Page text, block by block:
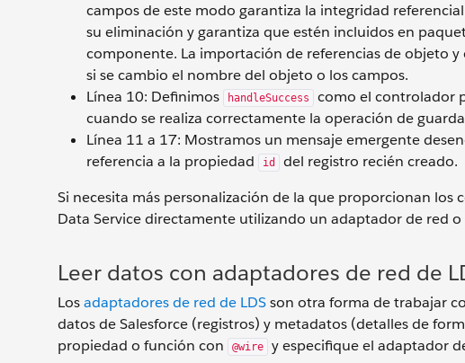
campos de este modo garantiza la integridad
su eliminación y garantiza que estén incluidos en
componente. La importación de referencias de objeto
si se cambio el nombre del objeto o los campos.
Línea 10: Definimos
handleSuccess como el controlador
cuando se realiza correctamente la operación de
Línea 11 a 17: Mostramos un mensaje emergente
referencia a la propiedad
id
del registro recién creado.
Si necesita más personalización de la que proporcionan los
Data Service directamente utilizando un adaptador de red
Leer datos con adaptadores de red de
Losadaptadores de red de LDSson otra forma de trabajar
datos de Salesforce (registros) y metadatos (detalles de
propiedad o función con
@wire y especifique el adaptador